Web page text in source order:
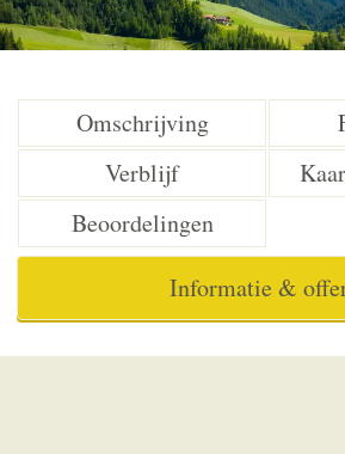
Omschrijving
Verblijf
Beoordelingen
Informatie &